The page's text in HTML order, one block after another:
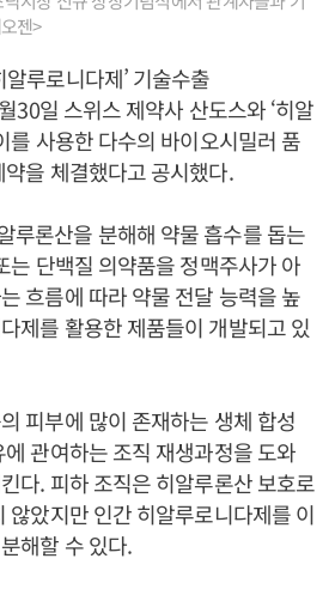
젠>
루로니다제’ 기술수출
30일 스위스 제약사 산도스와 ‘히알
를 사용한 다수의 바이오시밀러 품
을 체결했다고 공시했다.
루론산을 분해해 약물 흡수를 돕는
는 단백질 의약품을 정맥주사가 아
흐름에 따라 약물 전달 능력을 높
제를 활용한 제품들이 개발되고 있
피부에 많이 존재하는 생체 합성
관여하는 조직 재생과정을 도와
다. 피하 조직은 히알루론산 보호로
않았지만 인간 히알루로니다제를 이
해할 수 있다.